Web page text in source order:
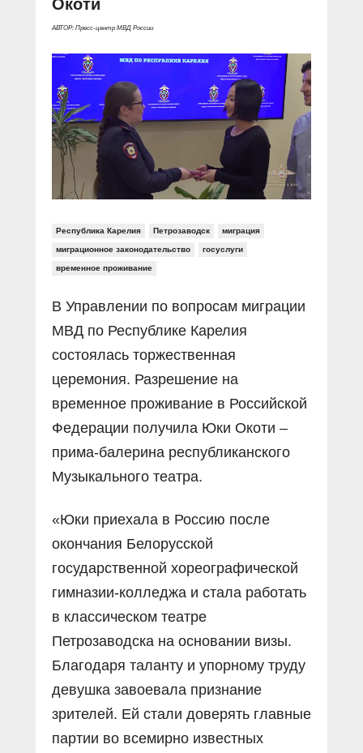
Социальные ролики
Документальные фильмы
Прямой разговор
В знании сила
Специальный репортаж
КиберПОСТОВОЙ
Газета «Щит и меч»
О ПОРТАЛЕ
Контакты
Вакансии
Окоти
АВТОР: Пресс-центр МВД России
Республика Карелия Петрозаводск миграция
миграционное законодательство госуслуги
временное проживание
В Управлении по вопросам миграции
МВД по Республике Карелия
состоялась торжественная
церемония. Разрешение на
временное проживание в Российской
Федерации получила Юки Окоти –
прима-балерина республиканского
Музыкального театра.
«Юки приехала в Россию после
окончания Белорусской
государственной хореографической
гимназии-колледжа и стала работать
в классическом театре
Петрозаводска на основании визы.
Благодаря таланту и упорному труду
девушка завоевала признание
зрителей. Ей стали доверять главные
партии во всемирно известных